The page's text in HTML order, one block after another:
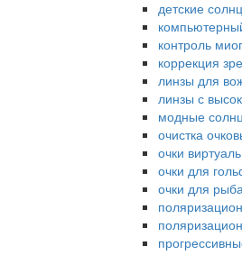
детские
контроль
коррекция
линзы для
линзы с
модные
очистка
очки
очки для
очки для